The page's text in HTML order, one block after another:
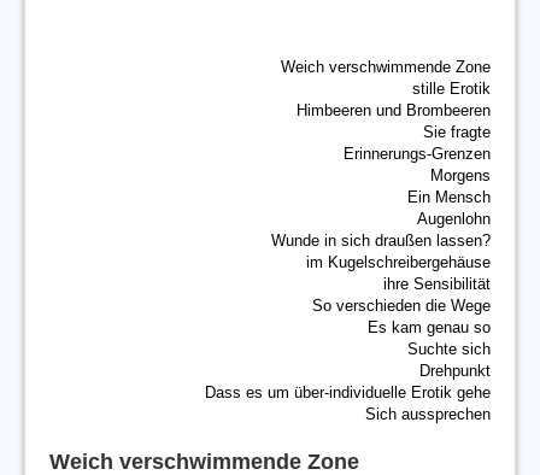
Weich verschwimmende Zone
stille Erotik
Himbeeren und Brombeeren
Sie fragte
Erinnerungs-Grenzen
Morgens
Ein Mensch
Augenlohn
Wunde in sich draußen lassen?
im Kugelschreibergehäuse
ihre Sensibilität
So verschieden die Wege
Es kam genau so
Suchte sich
Drehpunkt
Dass es um über-individuelle Erotik gehe
Sich aussprechen
Weich verschwimmende Zone